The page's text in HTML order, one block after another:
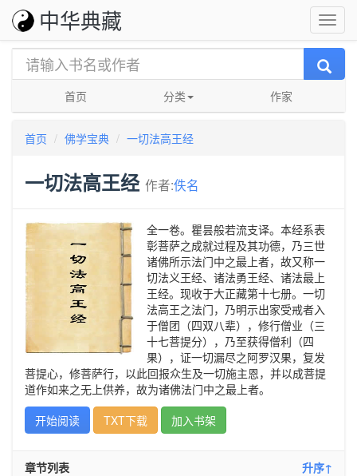
中华典藏
首页 分类 作家
首页 佛学宝典 一切法高王经
一切法高王经 作者:佚名
全一卷。瞿昙般若流支译。本经系表
彰菩萨之成就过程及其功德，乃三世
诸佛所示法门中之最上者，故又称一
切法义王经、诸法勇王经、诸法最上
王经。现收于大正藏第十七册。一切
法高王之法门，乃明示出家受戒者入
于僧团（四双八辈），修行僧业（三
十七菩提分），乃至获得僧利（四
果），证一切漏尽之阿罗汉果，复发
菩提心，修菩萨行，以此回报众生及一切施主恩，并以成菩提
道作如来之无上供养，故为诸佛法门中之最上者。
开始阅读
TXT下载 加入书架
章节列表 升序↑